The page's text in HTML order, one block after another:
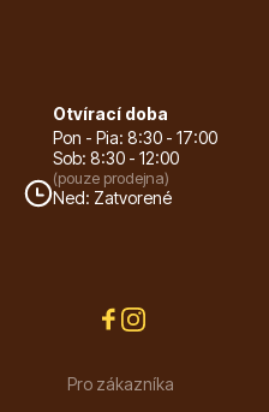
Cibuloviny
Otvírací doba
Pon - Pia: 8:30 - 17:00
Sob: 8:30 - 12:00
(pouze prodejna)
Ned: Zatvorené
Pro zákazníka